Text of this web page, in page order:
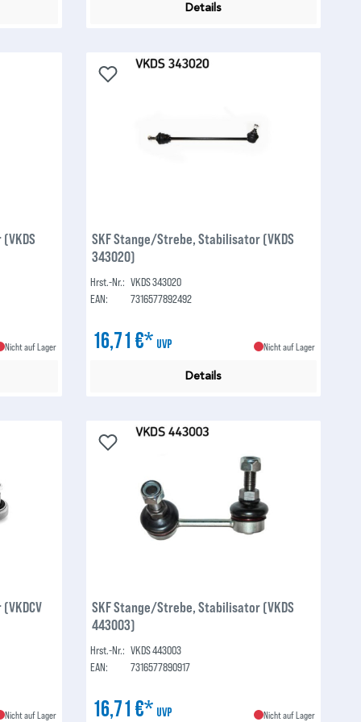
Details
Nicht auf Lager
SKF Stange/Strebe, Stabilisator (VKDS
343020)
Hrst.-Nr.: VKDS 343020
EAN:
7316577892492
16,71 €* UVP Nicht auf Lager
Details
Nicht auf Lager
SKF Stange/Strebe, Stabilisator (VKDS
443003)
Hrst.-Nr.: VKDS 443003
EAN:
7316577890917
16,71 €* UVP Nicht auf Lager